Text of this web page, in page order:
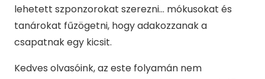
lehetett szponzorokat szerezni… mókusokat és
tanárokat fűzögetni, hogy adakozzanak a
csapatnak egy kicsit.
Kedves olvasóink, az este folyamán nem